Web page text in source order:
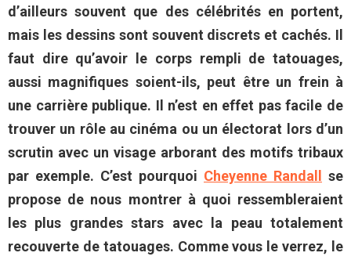
d’ailleurs souvent que des célébrités en portent,
mais les dessins sont souvent discrets et cachés. Il
faut dire qu’avoir le corps rempli de tatouages,
aussi magnifiques soient-ils, peut être un frein à
une carrière publique. Il n’est en effet pas facile de
trouver un rôle au cinéma ou un électorat lors d’un
scrutin avec un visage arborant des motifs tribaux
par exemple. C’est pourquoi Cheyenne Randall se
propose de nous montrer à quoi ressembleraient
les plus grandes stars avec la peau totalement
recouverte de tatouages. Comme vous le verrez, le